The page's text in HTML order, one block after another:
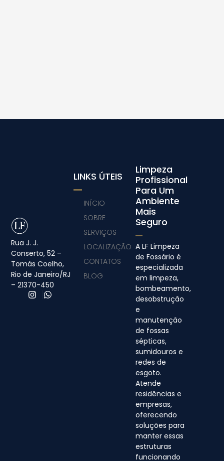
Rua J. J.
Conserto, 52 –
Tomás Coelho,
Rio de Janeiro/RJ
– 21370-450
Limpeza
Profissional
Para Um
Ambiente
Mais
Seguro
A LF Limpeza
de Fossário é
especializada
em limpeza,
bombeamento,
desobstrução
e
manutenção
de fossas
sépticas,
sumidouros e
redes de
esgoto.
Atende
residências e
empresas,
oferecendo
soluções para
manter essas
estruturas
funcionando
LINKS ÚTEIS
INÍCIO
SOBRE
SERVIÇOS
LOCALIZAÇÃO
CONTATOS
BLOG